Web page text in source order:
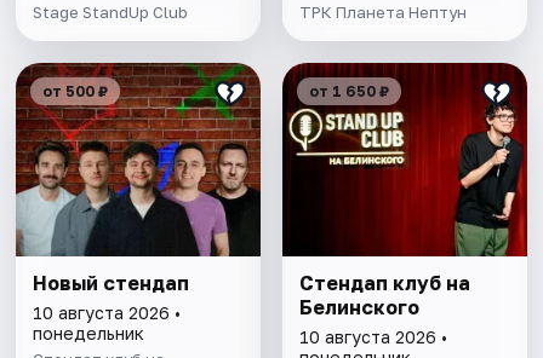
Stage StandUp Club ТРК Планета Нептун
от 500 ₽
Новый стендап
10 августа 2026 •
понедельник
от 1 650 ₽
Стендап клуб на
Белинского
10 августа 2026 •